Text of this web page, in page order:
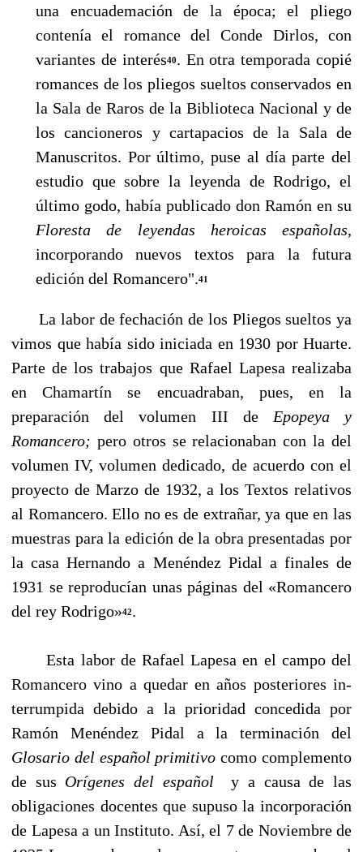
una encuademación de la época; el pliego
contenía el romance del Conde Dirlos, con
variantes de interés40. En otra temporada copié
romances de los pliegos sueltos conservados en
la Sala de Raros de la Biblioteca Nacional y de
los cancioneros y cartapacios de la Sala de
Manuscri­tos. Por último, puse al día parte del
estudio que sobre la leyenda de Rodrigo, el
último godo, había publicado don Ramón en su
Floresta de leyendas heroicas españolas,
incorporando nue­vos textos para la futura
edición del Romancero".41
La labor de fechación de los Pliegos sueltos ya
vimos que había sido iniciada en 1930 por Huarte.
Parte de los trabajos que Rafael Lapesa realizaba
en Chamartín se encuadraban, pues, en la
preparación del volumen III de Epopeya y
Romancero; pero otros se relacionaban con la del
volumen IV, volumen dedicado, de acuerdo con el
proyecto de Marzo de 1932, a los Textos re­lativos
al Romancero. Ello no es de extrañar, ya que en las
muestras para la edición de la obra presentadas por
la casa Hernando a Menéndez Pidal a finales de
1931 se reproducían unas pá­ginas del «Romancero
del rey Rodrigo»42.
Esta labor de Rafael Lapesa en el campo del
Romancero vino a quedar en años posteriores in­
terrumpida debido a la prioridad concedida por
Ramón Menéndez Pidal a la terminación del
Glosario del español primitivocomo complemento
de sus Orígenes del españoly a causa de las
obligaciones docentes que supuso la incorporación
de Lapesa a un Instituto. Así, el 7 de No­viembre de